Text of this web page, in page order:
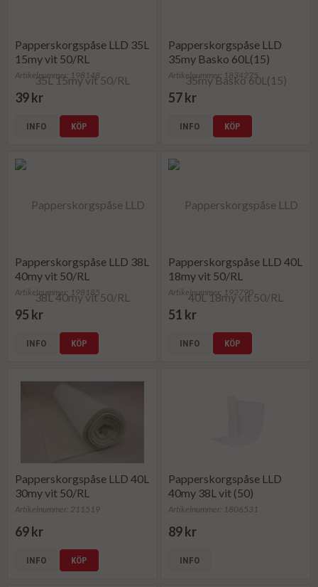
Papperskorgspåse LLD 35L
15my vit 50/RL
Artikelnummer: 198148
39 kr
INFO KÖP
Papperskorgspåse LLD
35my Basko 60L(15)
Artikelnummer: 1834275
57 kr
INFO KÖP
Papperskorgspåse LLD 38L
40my vit 50/RL
Artikelnummer: 198185
95 kr
INFO KÖP
Papperskorgspåse LLD 40L
18my vit 50/RL
Artikelnummer: 192790
51 kr
INFO KÖP
Papperskorgspåse LLD 40L
30my vit 50/RL
Artikelnummer: 211519
69 kr
INFO KÖP
Papperskorgspåse LLD
40my 38L vit (50)
Artikelnummer: 1806531
89 kr
INFO